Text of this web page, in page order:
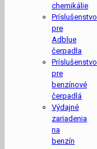
chemikálie
Príslušenstvo
pre
Adblue
čerpadla
Príslušenstvo
pre
benzínové
čerpadlá
Výdajné
zariadenia
na
benzín